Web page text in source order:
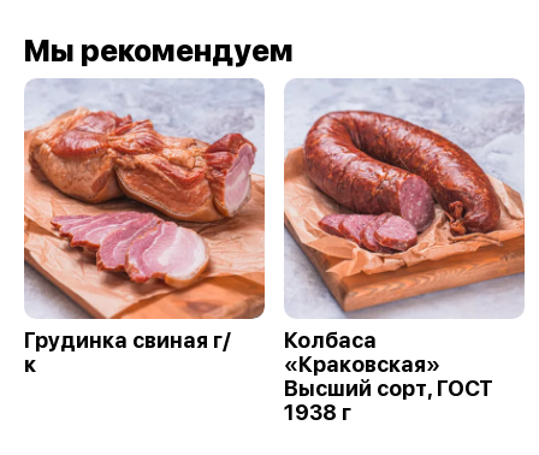
Мы рекомендуем
Грудинка свиная г/
к
Колбаса
«Краковская»
Высший сорт, ГОСТ
1938 г